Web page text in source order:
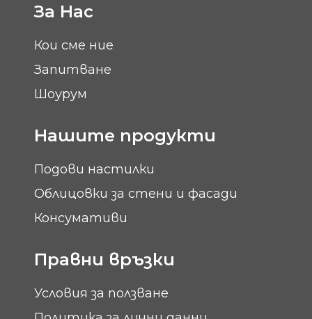
За Нас
Кои сме ние
Запитване
Шоурум
Нашите продукти
Подови настилки
Облицовки за стени и фасади
Консумативи
Правни връзки
Условия за ползване